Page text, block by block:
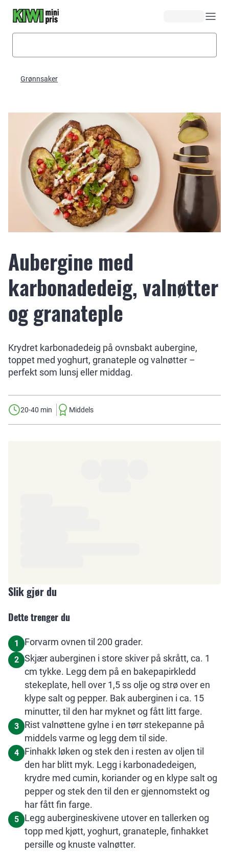
Grønnsaker
Aubergine med
karbonadedeig, valnøtter
og granateple
Krydret karbonadedeig på ovnsbakt aubergine,
toppet med yoghurt, granateple og valnøtter –
perfekt som lunsj eller middag.
20-40 min Middels
Slik gjør du
Dette trenger du
1 Forvarm ovnen til 200 grader.
2
Skjær auberginen i store skiver på skrått, ca. 1
cm tykke. Legg dem på en bakepapirkledd
stekeplate, hell over 1,5 ss olje og strø over en
klype salt og pepper. Bak auberginen i ca. 15
minutter, til den har myknet og fått litt farge.
3
Rist valnøttene gylne i en tørr stekepanne på
middels varme og legg dem til side.
4
Finhakk løken og stek den i resten av oljen til
den har blitt myk. Legg i karbonadedeigen,
krydre med cumin, koriander og en klype salt og
pepper og stek den til den er gjennomstekt og
har fått fin farge.
5
Legg aubergineskivene utover en tallerken og
topp med kjøtt, yoghurt, granateple, finhakket
persille og knuste valnøtter.